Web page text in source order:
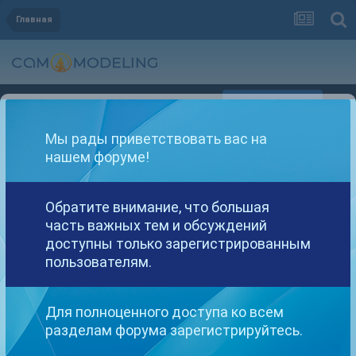
Главная
Уже зарегистрированы? Войти
Другие варианты поиска
Найдено: 1 результат
СОРТИРОВКА
Мы рады приветствовать вас на
нашем форуме!
Обратите внимание, что большая
часть важных тем и обсуждений
доступны только зарегистрированным
пользователям.
Для полноценного доступа ко всем
разделам форума зарегистрируйтесь.